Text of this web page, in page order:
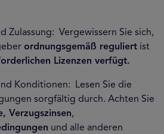
Zulassung: Vergewissern Sie sich,
ordnungsgemäß reguliert ist
Lizenzen verfügt.
Konditionen: Lesen Sie die
sorgfältig durch. Achten Sie
Verzugszinsen,
und alle anderen